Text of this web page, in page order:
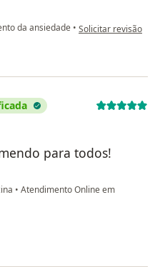
da ansiedade • na opinião do
Solicitar revisão
para todos!
• Atendimento Online em